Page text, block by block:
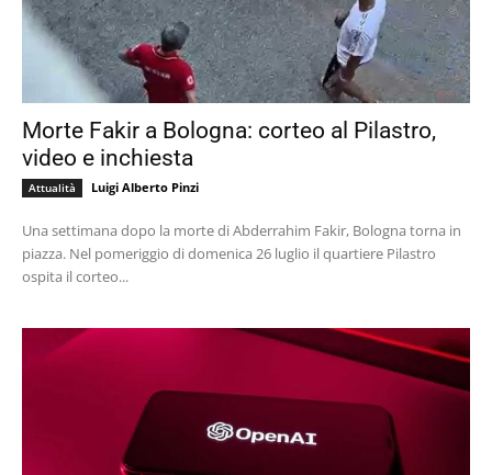
Morte Fakir a Bologna: corteo al Pilastro,
video e inchiesta
Attualità Luigi Alberto Pinzi
Una settimana dopo la morte di Abderrahim Fakir, Bologna torna in
piazza. Nel pomeriggio di domenica 26 luglio il quartiere Pilastro
ospita il corteo...